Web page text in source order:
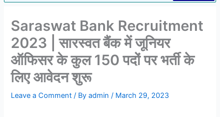
Saraswat Bank Recruitment
2023 | सारस्वत बैंक में जूनियर
ऑफिसर के कुल 150 पदों पर भर्ती के
लिए आवेदन शुरू
Leave a Comment / Byadmin/ March 29, 2023